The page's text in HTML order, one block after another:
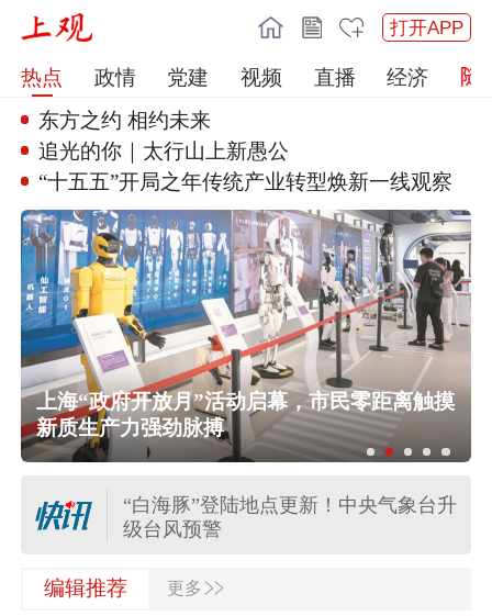
打开APP
热点 政情 党建 视频 直播
经济
东方之约 相约未来
追光的你｜太行山上新愚公
“十五五”开局之年传统产业转型焕新一线观察
上海“政府开放月”活动启幕，市民零距离触摸
新质生产力强劲脉搏
任前公示半年后，胡瑞连主动投案
外交部：日本“再军事化”已成地区和平
稳现实威胁，必须高度警惕
外交部：日方应正视国际社会关切，
切实履行不扩散核武器的国际法义务
“白海豚”登陆地点更新！中央气象台升
级台风预警
关于对派拓公司在华销售产品启动网
编辑推荐 更多 >>